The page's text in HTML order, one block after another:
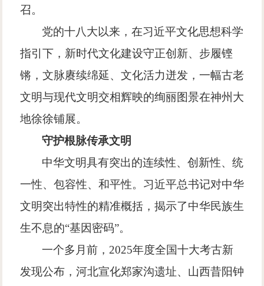
召。
党的十八大以来，在习近平文化思想科学
指引下，新时代文化建设守正创新、步履铿
锵，文脉赓续绵延、文化活力迸发，一幅古老
文明与现代文明交相辉映的绚丽图景在神州大
地徐徐铺展。
守护根脉传承文明
中华文明具有突出的连续性、创新性、统
一性、包容性、和平性。习近平总书记对中华
文明突出特性的精准概括，揭示了中华民族生
生不息的“基因密码”。
一个多月前， 2025年度全国十大考古新
发现公布，河北宣化郑家沟遗址、山西昔阳钟